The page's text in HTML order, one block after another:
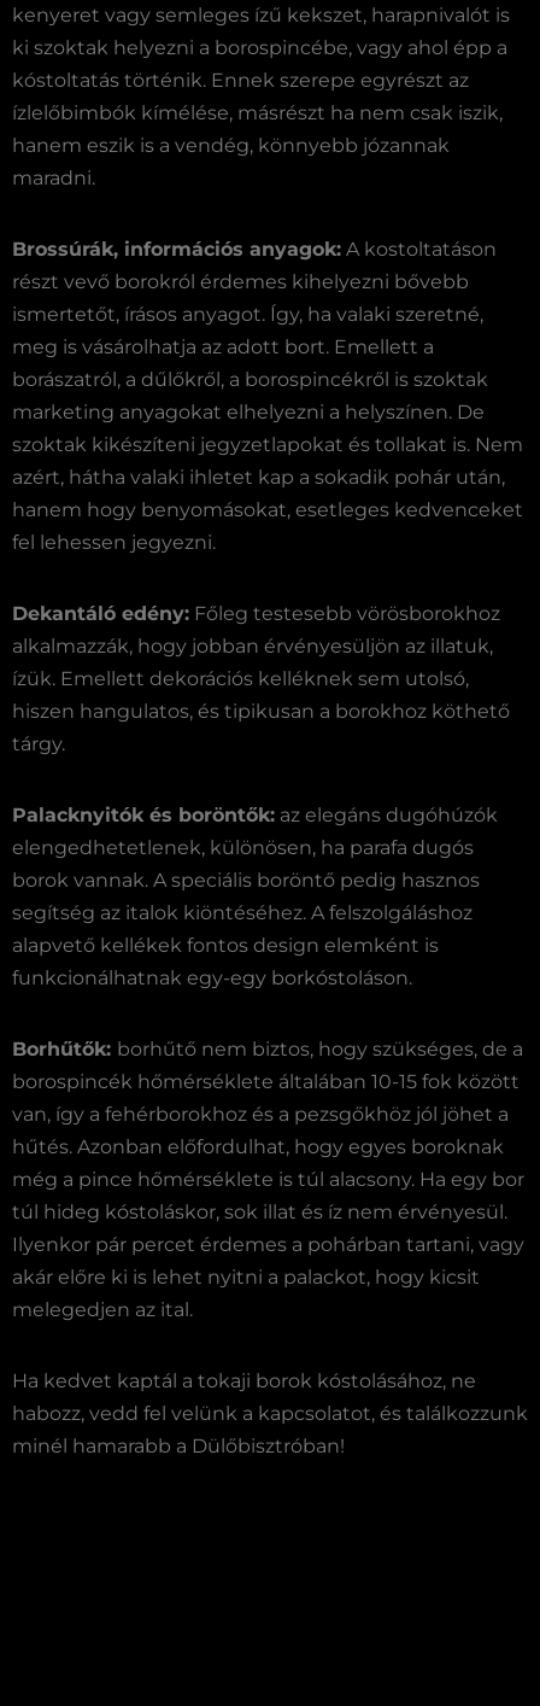
kenyeret vagy semleges ízű kekszet, harapnivalót is
ki szoktak helyezni a borospincébe, vagy ahol épp a
kóstoltatás történik. Ennek szerepe egyrészt az
ízlelőbimbók kímélése, másrészt ha nem csak iszik,
hanem eszik is a vendég, könnyebb józannak
maradni.
Brossúrák, információs anyagok: A kostoltatáson
részt vevő borokról érdemes kihelyezni bővebb
ismertetőt, írásos anyagot. Így, ha valaki szeretné,
meg is vásárolhatja az adott bort. Emellett a
borászatról, a dűlőkről, a borospincékről is szoktak
marketing anyagokat elhelyezni a helyszínen. De
szoktak kikészíteni jegyzetlapokat és tollakat is. Nem
azért, hátha valaki ihletet kap a sokadik pohár után,
hanem hogy benyomásokat, esetleges kedvenceket
fel lehessen jegyezni.
Dekantáló edény: Főleg testesebb vörösborokhoz
alkalmazzák, hogy jobban érvényesüljön az illatuk,
ízük. Emellett dekorációs kelléknek sem utolsó,
hiszen hangulatos, és tipikusan a borokhoz köthető
tárgy.
Palacknyitók és boröntők: az elegáns dugóhúzók
elengedhetetlenek, különösen, ha parafa dugós
borok vannak. A speciális boröntő pedig hasznos
segítség az italok kiöntéséhez. A felszolgáláshoz
alapvető kellékek fontos design elemként is
funkcionálhatnak egy-egy borkóstoláson.
Borhűtők: borhűtő nem biztos, hogy szükséges, de a
borospincék hőmérséklete általában 10-15 fok között
van, így a fehérborokhoz és a pezsgőkhöz jól jöhet a
hűtés. Azonban előfordulhat, hogy egyes boroknak
még a pince hőmérséklete is túl alacsony. Ha egy bor
túl hideg kóstoláskor, sok illat és íz nem érvényesül.
Ilyenkor pár percet érdemes a pohárban tartani, vagy
akár előre ki is lehet nyitni a palackot, hogy kicsit
melegedjen az ital.
Ha kedvet kaptál a tokaji borok kóstolásához, ne
habozz, vedd fel velünk a kapcsolatot, és találkozzunk
minél hamarabb a Dülőbisztróban!